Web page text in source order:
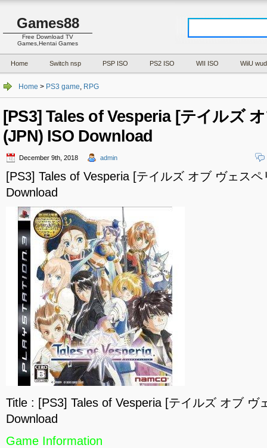
Games88
Free Download TV
Games,Hentai Games
Home Switch nsp PSP ISO PS2 ISO WII ISO WiiU wud
Home > PS3 game, RPG
[PS3] Tales of Vesperia [テイルズ
(JPN) ISO Download
December 9th, 2018 admin
[PS3] Tales of Vesperia [テイルズ オブ ヴェス
Download
Title : [PS3] Tales of Vesperia [テイルズ オブ ヴ
Download
Game Information